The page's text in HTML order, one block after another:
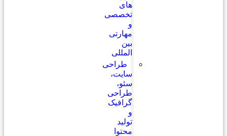
های
تخصصی
و
مهارتی
بین
المللی
طراحی
سایت،
سئو،
طراحی
گرافیک
و
تولید
محتوا